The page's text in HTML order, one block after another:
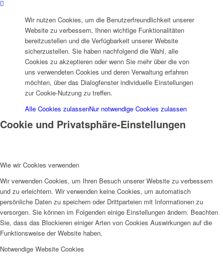
Wir nutzen Cookies, um die Benutzerfreundlichkeit unserer
Website zu verbessern, Ihnen wichtige Funktionalitäten
bereitzustellen und die Verfügbarkeit unserer Website
sicherzustellen. Sie haben nachfolgend die Wahl, alle
Cookies zu akzeptieren oder wenn Sie mehr über die von
uns verwendeten Cookies und deren Verwaltung erfahren
möchten, über das Dialogfenster individuelle Einstellungen
zur Cookie-Nutzung zu treffen.
Alle Cookies zulassenNur notwendige Cookies zulassen
Cookie und Privatsphäre-Einstellungen
Wie wir Cookies verwenden
Wir verwenden Cookies, um Ihren Besuch unserer Website zu verbessern
und zu erleichtern. Wir verwenden keine Cookies, um automatisch
persönliche Daten zu speichern oder Drittparteien mit Informationen zu
versorgen. Sie können im Folgenden einige Einstellungen ändern. Beachten
Sie, dass das Blockieren einiger Arten von Cookies Auswirkungen auf die
Funktionsweise der Website haben.
Notwendige Website Cookies